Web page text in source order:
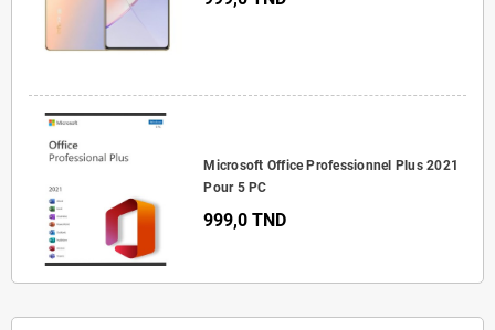
Microsoft Office Professionnel Plus 2021
Pour 5 PC
999,0 TND